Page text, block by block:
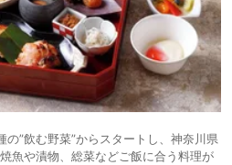
”飲む野菜”からスタートし、神奈川県
魚や漬物、総菜などご飯に合う料理が